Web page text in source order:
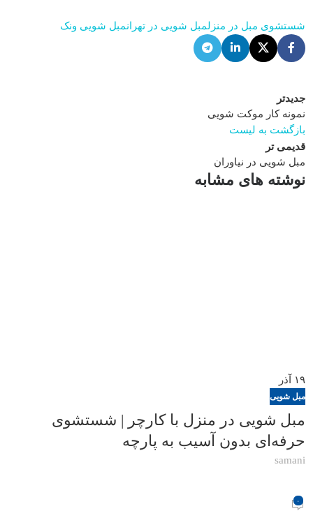
شستشوی مبل در منزلمبل شویی در تهرانمبل شویی ونک
جدیدتر
نمونه کار موکت شویی
بازگشت به لیست
قدیمی تر
مبل شویی در نیاوران
نوشته های مشابه
۱۹ آذر
مبل شویی
مبل شویی در منزل با کارچر | شستشوی
حرفه‌ای بدون آسیب به پارچه
samani
۰